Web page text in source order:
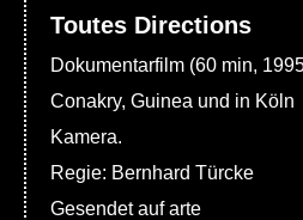
Toutes Directions
Dokumentarfilm (60 min,
Conakry, Guinea und in Köln
Kamera.
Regie: Bernhard Türcke
Gesendet auf arte